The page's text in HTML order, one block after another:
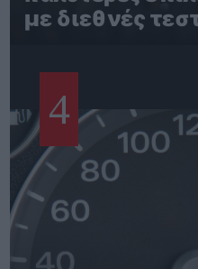
με διεθνές
4